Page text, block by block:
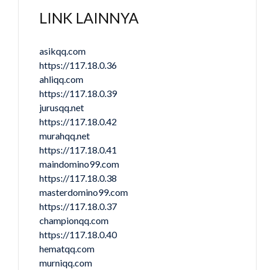
LINK LAINNYA
asikqq.com
https://117.18.0.36
ahliqq.com
https://117.18.0.39
jurusqq.net
https://117.18.0.42
murahqq.net
https://117.18.0.41
maindomino99.com
https://117.18.0.38
masterdomino99.com
https://117.18.0.37
championqq.com
https://117.18.0.40
hematqq.com
murniqq.com